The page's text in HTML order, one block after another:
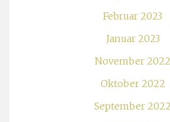
Februar 2023
Januar 2023
November 2022
Oktober 2022
September 2022